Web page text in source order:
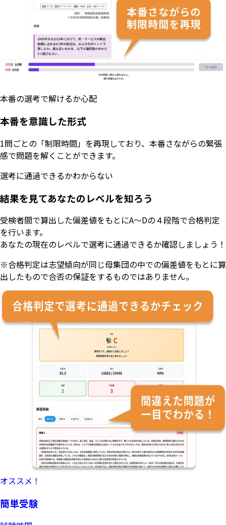
本番の選考で解けるか心配
本番を意識した形式
1問ごとの「制限時間」を再現しており、本番さながらの緊張
感で問題を解くことができます。
選考に通過できるかわからない
結果を見てあなたのレベルを知ろう
受検者間で算出した偏差値をもとにA〜Dの４段階で合格判定
を行います。
あなたの現在のレベルで選考に通過できるか確認しましょう！
※合格判定は志望傾向が同じ母集団の中での偏差値をもとに算
出したもので合否の保証をするものではありません。
オススメ！
簡単受験